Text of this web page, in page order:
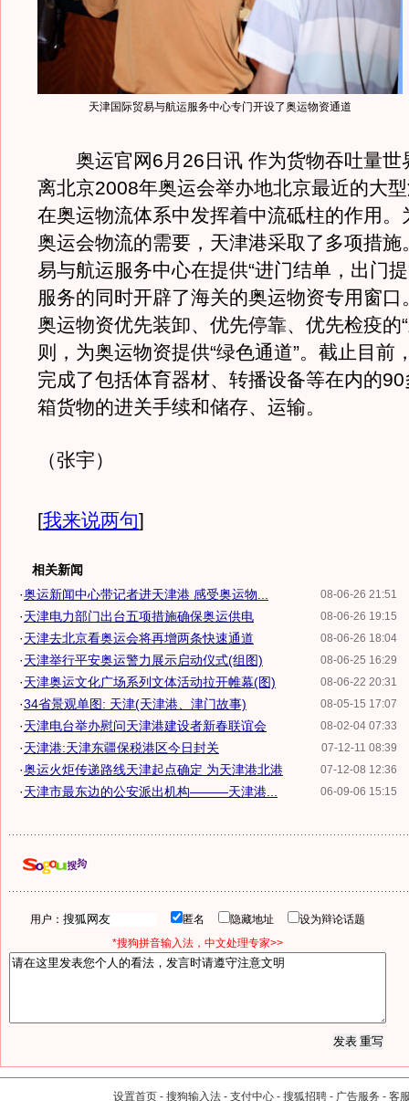
天津国际贸易与航运服务中心专门开设了奥运物资通道
奥运官网6月26日讯 作为货物吞吐量世
离北京2008年奥运会举办地北京最近的大
在奥运物流体系中发挥着中流砥柱的作用。
奥运会物流的需要，天津港采取了多项措施
易与航运服务中心在提供“进门结单，出门
服务的同时开辟了海关的奥运物资专用窗口
奥运物资优先装卸、优先停靠、优先检疫的
则，为奥运物资提供“绿色通道”。截止目前
完成了包括体育器材、转播设备等在内的
箱货物的进关手续和储存、运输。
（张宇）
[我来说两句]
相关新闻
08-06-26 21:51
·奥运新闻中心带记者进天津港 感受奥运物...
08-06-26 19:15
·天津电力部门出台五项措施确保奥运供电
08-06-26 18:04
·天津去北京看奥运会将再增两条快速通道
08-06-25 16:29
·天津举行平安奥运警力展示启动仪式(组图)
08-06-22 20:31
·天津奥运文化广场系列文体活动拉开帷幕(图)
08-05-15 17:07
·34省景观单图: 天津(天津港、津门故事)
08-02-04 07:33
·天津电台举办慰问天津港建设者新春联谊会
07-12-11 08:39
·天津港:天津东疆保税港区今日封关
07-12-08 12:36
·奥运火炬传递路线天津起点确定 为天津港北港
06-09-06 15:15
·天津市最东边的公安派出机构———天津港...
用户： 匿名 隐藏地址
设为辩论话题
*搜狗拼音输入法，中文处理专家>>
设置首页 - 搜狗输入法 - 支付中心 - 搜狐招聘 - 广告服务 - 客